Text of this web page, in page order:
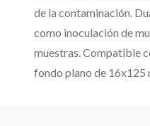
de la contaminación.
como inoculación de
muestras. Compatible
fondo plano de 16x125